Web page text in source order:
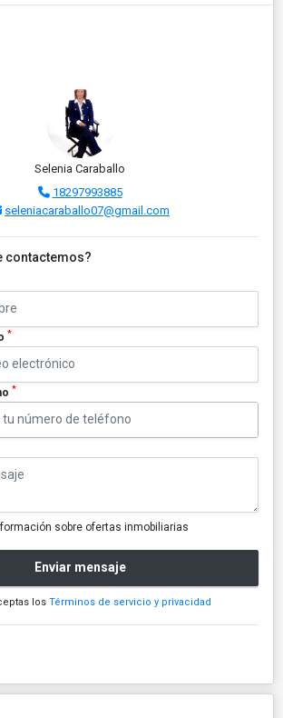
Selenia Caraballo
18297993885
seleniacaraballo07@gmail.com
contactemos?
*
*
sobre ofertas inmobiliarias
Enviar mensaje
los Términos de servicio y privacidad